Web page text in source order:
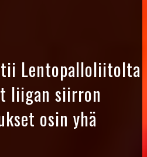
Lentopalloliitolta
liigan siirron
osin yhä